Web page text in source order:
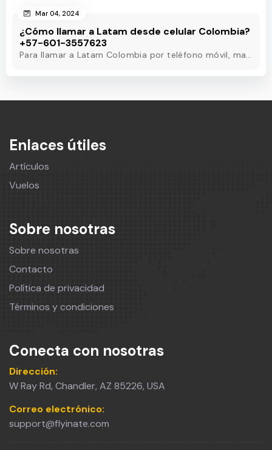
Mar 04, 2024
¿Cómo llamar a Latam desde celular Colombia?
+57-601-3557623
Para llamar a Latam Colombia por teléfono móvil, marque el número de teléfono de Latam Colombia o utilice otros métodos para obtener asistencia las 24 horas.
Enlaces útiles
Artículos
Vuelos
Sobre nosotras
Sobre nosotras
Contacto
Política de privacidad
Términos y condiciones
Conecta con nosotras
Dirección:
W Ray Rd, Chandler, AZ 85226, USA
Correo electrónico:
support@flyinate.com